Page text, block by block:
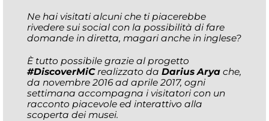
Ne hai visitati alcuni che ti piacerebbe
rivedere sui social con la possibilità di fare
domande in diretta, magari anche in inglese?
È tutto possibile grazie al progetto
#DiscoverMiCrealizzato da Darius Arya che,
da novembre 2016 ad aprile 2017, ogni
settimana accompagna i visitatori con un
racconto piacevole ed interattivo alla
scoperta dei musei.